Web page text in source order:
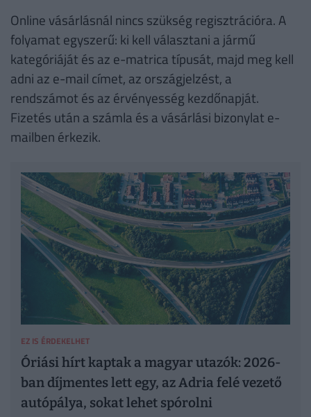
Online vásárlásnál nincs szükség regisztrációra. A
folyamat egyszerű: ki kell választani a jármű
kategóriáját és az e-matrica típusát, majd meg kell
adni az e-mail címet, az országjelzést, a
rendszámot és az érvényesség kezdőnapját.
Fizetés után a számla és a vásárlási bizonylat e-
mailben érkezik.
EZ IS ÉRDEKELHET
Óriási hírt kaptak a magyar utazók: 2026-
ban díjmentes lett egy, az Adria felé vezető
autópálya, sokat lehet spórolni